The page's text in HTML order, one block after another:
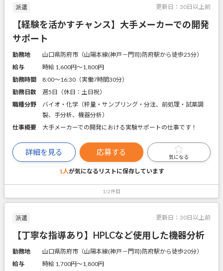
派遣 更新日： 30日以上前
【経験を活かすチャンス】大手メーカーでの開発
サポート
勤務地
山口県防府市（山陽本線(神戸－門司)防府駅から徒歩25分）
給与
時給 1,600円〜1,800円
勤務時間
8:00～16:30（実働7時間30分）
勤務日数
週5日（休日：土日祝）
職種分野
バイオ・化学（秤量・サンプリング・分注、前処理・試薬調
製、手分析、機器分析）
仕事概要
大手メーカーでの開発における実験サポートの仕事です！
詳細を見る 応募する
気になる
1人が気になるリストに保存しています
1/2件目
派遣 更新日： 30日以上前
【丁寧な指導あり】HPLCなど使用した機器分析
勤務地
山口県防府市（山陽本線(神戸－門司)防府駅から徒歩20分）
給与
時給 1,700円〜1,800円